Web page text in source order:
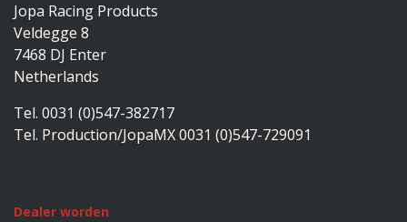
Jopa Racing Products
Veldegge 8
7468 DJ Enter
Netherlands
Tel. 0031 (0)547-382717
Tel. Production/JopaMX 0031 (0)547-729091
Dealer worden